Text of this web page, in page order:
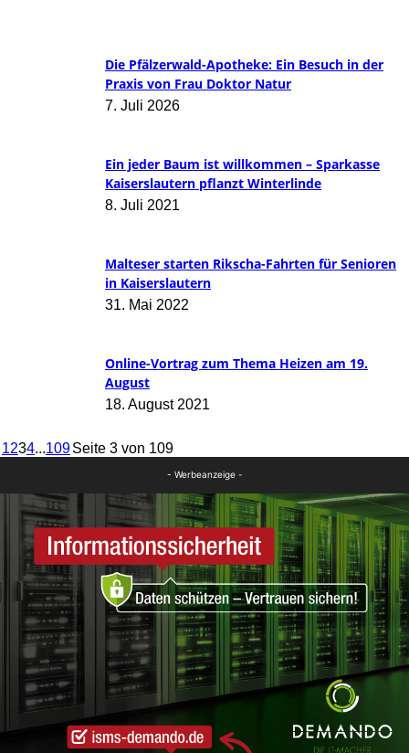
Die Pfälzerwald-Apotheke: Ein Besuch in der
Praxis von Frau Doktor Natur
7. Juli 2026
Ein jeder Baum ist willkommen – Sparkasse
Kaiserslautern pflanzt Winterlinde
8. Juli 2021
Malteser starten Rikscha-Fahrten für Senioren
in Kaiserslautern
31. Mai 2022
Online-Vortrag zum Thema Heizen am 19.
August
18. August 2021
1234...109Seite 3 von 109
- Werbeanzeige -